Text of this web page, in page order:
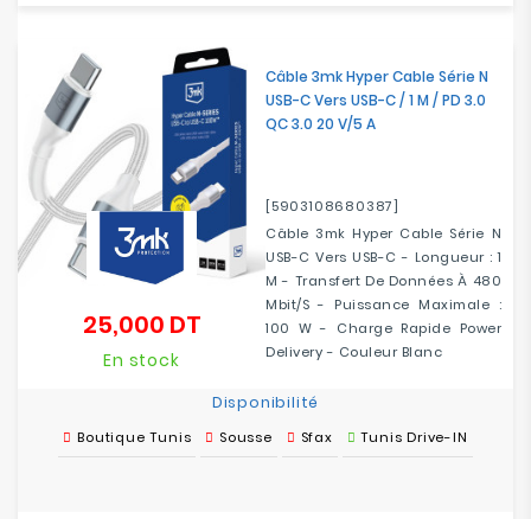
Câble 3mk Hyper Cable Série N
USB-C Vers USB-C / 1 M / PD 3.0
QC 3.0 20 V/5 A
[5903108680387]
Câble 3mk Hyper Cable Série N
USB-C Vers USB-C - Longueur : 1
M - Transfert De Données À 480
Mbit/s - Puissance Maximale :
100 W - Charge Rapide Power
Delivery - Couleur Blanc
25,000 DTPrix
En stock
Disponibilité
Boutique Tunis Sousse Sfax Tunis Drive-IN